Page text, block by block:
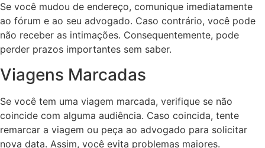
Se você mudou de endereço, comunique imediatamente
ao fórum e ao seu advogado. Caso contrário, você pode
não receber as intimações. Consequentemente, pode
perder prazos importantes sem saber.
Viagens Marcadas
Se você tem uma viagem marcada, verifique se não
coincide com alguma audiência. Caso coincida, tente
remarcar a viagem ou peça ao advogado para solicitar
nova data. Assim, você evita problemas maiores.